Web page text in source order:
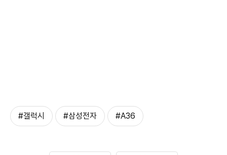
#갤럭시 #삼성전자 #A36